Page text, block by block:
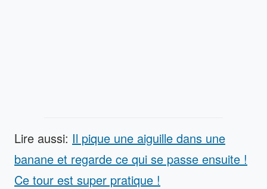
Lire aussi: Il pique une aiguille dans une
banane et regarde ce qui se passe ensuite !
Ce tour est super pratique !